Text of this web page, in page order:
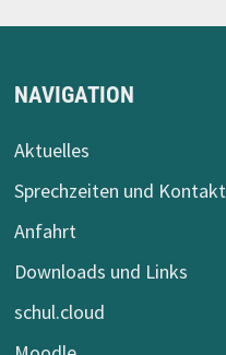
NAVIGATION
Aktuelles
Sprechzeiten und Kontakt
Anfahrt
Downloads und Links
schul.cloud